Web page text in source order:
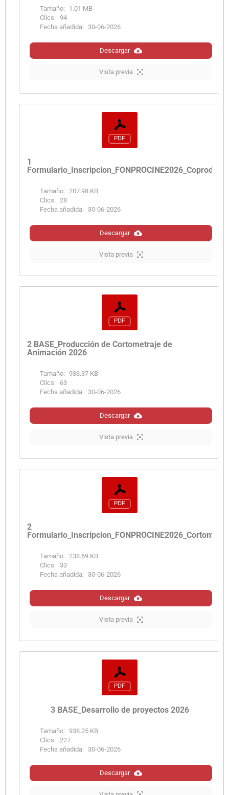
Tamaño:
1.01 MB
Clics: 94
Fecha añadida: 30-06-2026
Descargar
Vista previa
1
Tamaño: 207.98 KB
Clics: 28
Fecha añadida: 30-06-2026
Descargar
Vista previa
2 BASE_Producción de Cortometraje de
Animación 2026
Tamaño: 933.37 KB
Clics:
63
Fecha añadida: 30-06-2026
Descargar
Vista previa
2
Tamaño: 238.69 KB
Clics: 33
Fecha añadida: 30-06-2026
Descargar
Vista previa
3 BASE_Desarrollo de proyectos 2026
Tamaño: 938.25 KB
Clics: 227
Fecha añadida: 30-06-2026
Descargar